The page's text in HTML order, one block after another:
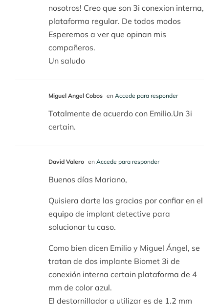
nosotros! Creo que son 3i conexion interna,
plataforma regular. De todos modos
Esperemos a ver que opinan mis
compañeros.
Un saludo
Miguel Angel Cobos en Accede para responder
Totalmente de acuerdo con Emilio.Un 3i
certain.
David Valero en Accede para responder
Buenos días Mariano,
Quisiera darte las gracias por confiar en el
equipo de implant detective para
solucionar tu caso.
Como bien dicen Emilio y Miguel Ángel, se
tratan de dos implante Biomet 3i de
conexión interna certain plataforma de 4
mm de color azul.
El destornillador a utilizar es de 1.2 mm